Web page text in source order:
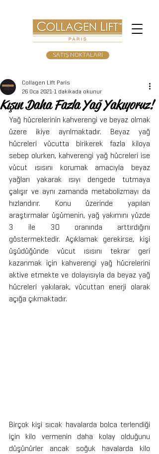
SATIŞ NOKTALARI
Kışın Daha Fazla Yağ Yakıyoruz!
Collagen Lift Paris
26 Oca 2021 1 dakikada okunur
Yağ hücrelerinin kahverengi ve beyaz olmak
üzere ikiye ayrılmaktadır. Beyaz yağ
hücreleri vücutta birikerek fazla kiloya
sebep olurken, kahverengi yağ hücreleri ise
vücut ısısını korumak amacıyla beyaz
yağları yakarak ısıyı dengede tutmaya
çalışır ve aynı zamanda metabolizmayı da
hızlandırır. Konu üzerinde yapılan
araştırmalar üşümenin, yağ yakımını yüzde
3 ile 30 oranında arttırdığını
göstermektedir. Açıklamak gerekirse, kişi
üşüdüğünde vücut ısısını tekrar geri
kazanmak için kahverengi yağ hücrelerini
aktive etmekte ve dolayısıyla da beyaz yağ
hücreleri yakılarak, vücuttan enerji olarak
açığa çıkmaktadır.
Birçok kişi sıcak havalarda bolca terlendiği
için kilo vermenin daha kolay olduğunu
düşünürler ancak soğuk havalarda kilo